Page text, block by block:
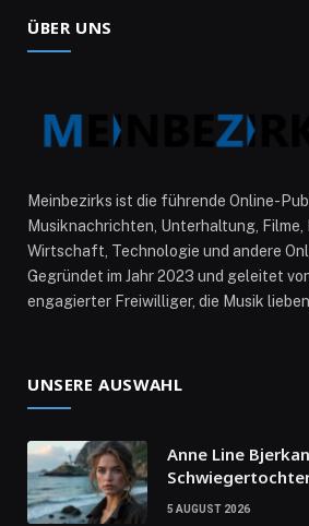
ÜBER UNS
Meinbezirks ist die führende Online-
Musiknachrichten, Unterhaltung, Filme,
Wirtschaft, Technologie und andere
Gegründet im Jahr 2023 und geleitet
engagierter Freiwilliger, die Musik
UNSERE AUSWAHL
Anne Line
5 AUGUST 2026